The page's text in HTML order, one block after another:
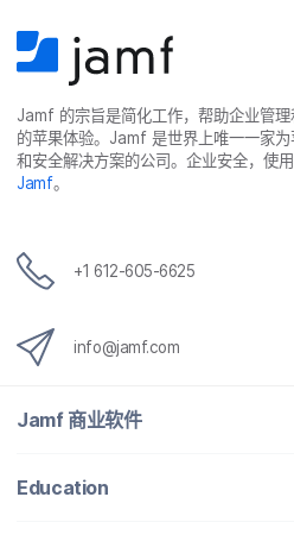
Jamf 的​宗旨​是​简化​工作，​帮助​企业​管
的​苹果​体验。 Jamf是​世界​上​唯​一​一​家​
和​安全​解决​方案​的​公司。​企业​安全，​使
Jamf。
+1 612-605-6625
info@jamf.com
Jamf 商业​软件
Education